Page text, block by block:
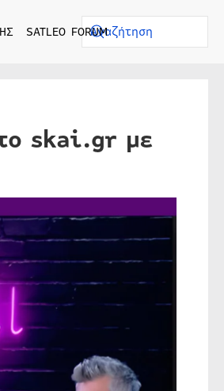
SATLEO FORUM
skai.gr με